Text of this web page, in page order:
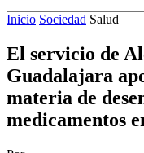
Inicio Sociedad Salud
El servicio de
Guadalajara
materia de
medicamentos